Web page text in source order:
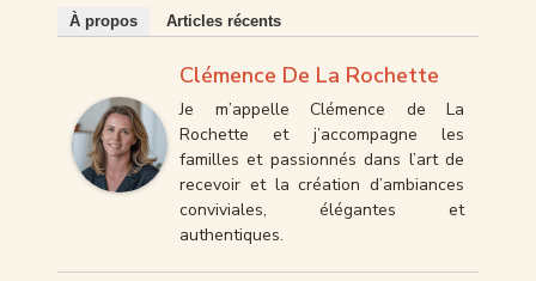
À propos Articles récents
Clémence De La Rochette
Je m’appelle Clémence de La
Rochette et j’accompagne les
familles et passionnés dans l’art de
recevoir et la création d’ambiances
conviviales, élégantes et
authentiques.